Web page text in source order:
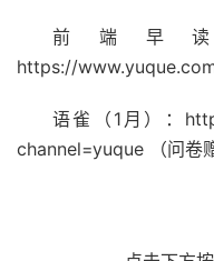
前端早
https://
语雀（1月）：
channel=yuque （问卷